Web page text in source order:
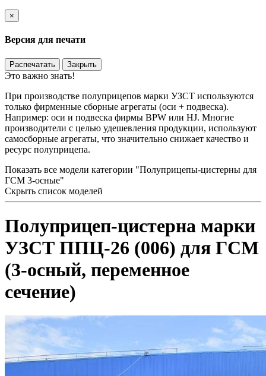
×
Версия для печати
Распечатать Закрыть
Это важно знать!
При производстве полуприцепов марки УЗСТ используются
только фирменные сборные агрегаты (оси + подвеска).
Например: оси и подвеска фирмы BPW или HJ. Многие
производители с целью удешевления продукции, используют
самосборные агрегаты, что значительно снижает качество и
ресурс полуприцепа.
Показать все модели категории "Полуприцепы-цистерны для
ГСМ 3-осные"
Скрыть список моделей
Полуприцеп-цистерна марки
УЗСТ ППЦ-26 (006) для ГСМ
(3-осный, переменное
сечение)